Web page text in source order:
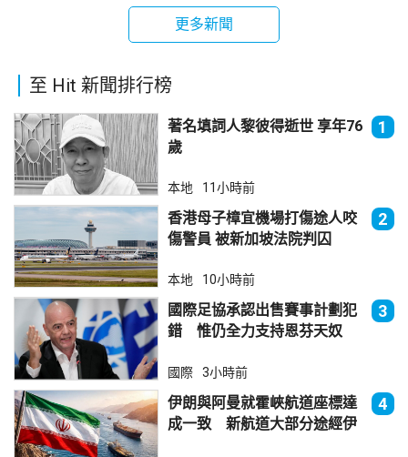
更多新聞
至 Hit 新聞排行榜
著名填詞人黎彼得逝世 享年76
歲
1
本地 11小時前
香港母子樟宜機場打傷途人咬
傷警員 被新加坡法院判囚
2
本地 10小時前
國際足協承認出售賽事計劃犯
錯 惟仍全力支持恩芬天奴
3
國際 3小時前
伊朗與阿曼就霍峽航道座標達
成一致 新航道大部分途經伊
4